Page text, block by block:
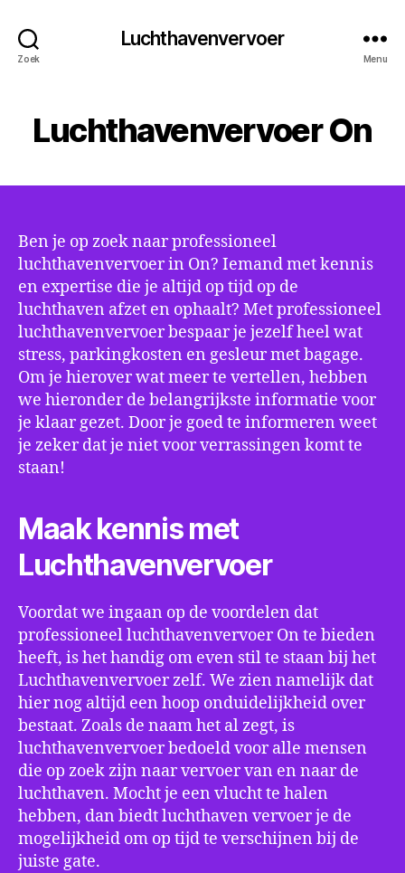
Zoek
Luchthavenvervoer
Menu
Luchthavenvervoer On
Ben je op zoek naar professioneel
luchthavenvervoer in On? Iemand met kennis
en expertise die je altijd op tijd op de
luchthaven afzet en ophaalt? Met professioneel
luchthavenvervoer bespaar je jezelf heel wat
stress, parkingkosten en gesleur met bagage.
Om je hierover wat meer te vertellen, hebben
we hieronder de belangrijkste informatie voor
je klaar gezet. Door je goed te informeren weet
je zeker dat je niet voor verrassingen komt te
staan!
Maak kennis met
Luchthavenvervoer
Voordat we ingaan op de voordelen dat
professioneel luchthavenvervoer On te bieden
heeft, is het handig om even stil te staan bij het
Luchthavenvervoer zelf. We zien namelijk dat
hier nog altijd een hoop onduidelijkheid over
bestaat. Zoals de naam het al zegt, is
luchthavenvervoer bedoeld voor alle mensen
die op zoek zijn naar vervoer van en naar de
luchthaven. Mocht je een vlucht te halen
hebben, dan biedt luchthaven vervoer je de
mogelijkheid om op tijd te verschijnen bij de
juiste gate.